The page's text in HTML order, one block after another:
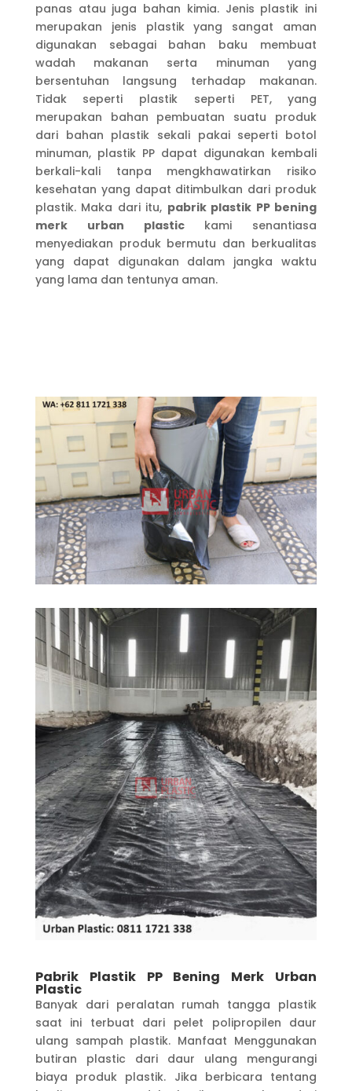
panas atau juga bahan kimia. Jenis plastik ini
merupakan jenis plastik yang sangat aman
digunakan sebagai bahan baku membuat
wadah makanan serta minuman yang
bersentuhan langsung terhadap makanan.
Tidak seperti plastik seperti PET, yang
merupakan bahan pembuatan suatu produk
dari bahan plastik sekali pakai seperti botol
minuman, plastik PP dapat digunakan kembali
berkali-kali tanpa mengkhawatirkan risiko
kesehatan yang dapat ditimbulkan dari produk
plastik. Maka dari itu, pabrik plastik PP bening
merk urban plastic kami senantiasa
menyediakan produk bermutu dan berkualitas
yang dapat digunakan dalam jangka waktu
yang lama dan tentunya aman.
Pabrik Plastik PP Bening Merk Urban
Plastic
Banyak dari peralatan rumah tangga plastik
saat ini terbuat dari pelet polipropilen daur
ulang sampah plastik. Manfaat Menggunakan
butiran plastic dari daur ulang mengurangi
biaya produk plastik. Jika berbicara tentang